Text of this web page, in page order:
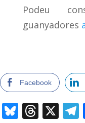
Podeu
guanyadores
Facebook
Bluesky
X